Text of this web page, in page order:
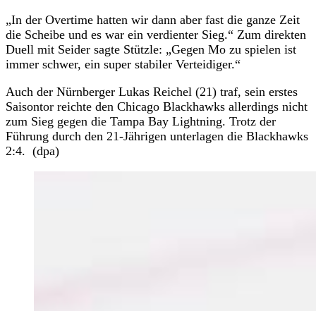
„In der Overtime hatten wir dann aber fast die ganze Zeit
die Scheibe und es war ein verdienter Sieg.“ Zum direkten
Duell mit Seider sagte Stützle: „Gegen Mo zu spielen ist
immer schwer, ein super stabiler Verteidiger.“
Auch der Nürnberger Lukas Reichel (21) traf, sein erstes
Saisontor reichte den Chicago Blackhawks allerdings nicht
zum Sieg gegen die Tampa Bay Lightning. Trotz der
Führung durch den 21-Jährigen unterlagen die Blackhawks
2:4. (dpa)